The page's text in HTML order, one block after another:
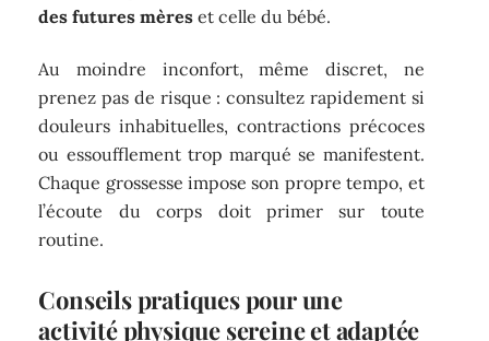
des futures mères et celle du bébé.
Au moindre inconfort, même discret, ne
prenez pas de risque : consultez rapidement si
douleurs inhabituelles, contractions précoces
ou essoufflement trop marqué se manifestent.
Chaque grossesse impose son propre tempo, et
l’écoute du corps doit primer sur toute
routine.
Conseils pratiques pour une
activité physique sereine et adaptée